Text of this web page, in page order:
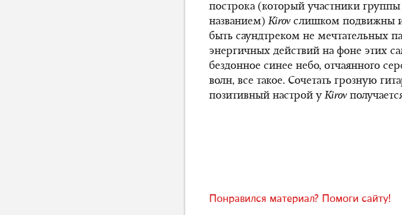
построка (который участники
названием)Kirovслишком подвижны и
быть саундтреком не мечтательных
энергичных действий на фоне этих
бездонное синее небо, отчаянного
волн, все такое. Сочетать грозную
позитивный настрой уKirov
Понравился материал? Помоги сайту!